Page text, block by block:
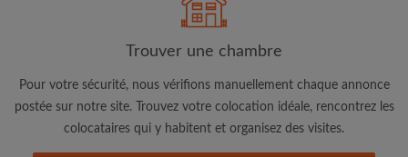
Adresse email
Trouver une chambre
Pour votre sécurité, nous vérifions manuellement chaque annonce
postée sur notre site. Trouvez votre colocation idéale, rencontrez les
colocataires qui y habitent et organisez des visites.